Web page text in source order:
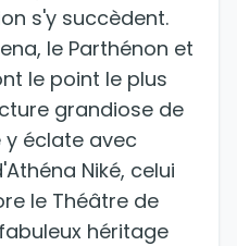
s'y succèdent.
le Parthénon et
le point le plus
grandiose de
éclate avec
Niké, celui
le Théâtre de
héritage